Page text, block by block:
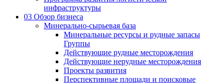
инфраструктуры
03 Обзор бизнеса
Минерально-сырьевая база
Минеральные ресурсы и рудные запасы
Группы
Действующие рудные месторождения
Действующие нерудные месторождения
Проекты развития
Перспективные площади и поисковые